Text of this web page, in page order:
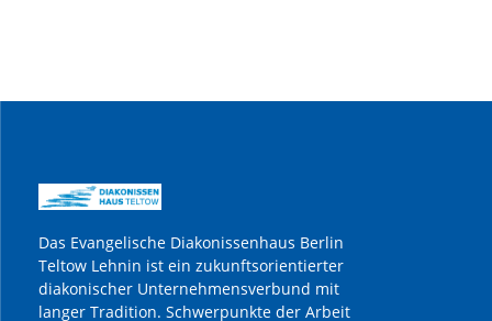
Das Evangelische Diakonissenhaus Berlin
Teltow Lehnin ist ein zukunftsorientierter
diakonischer Unternehmensverbund mit
langer Tradition. Schwerpunkte der Arbeit